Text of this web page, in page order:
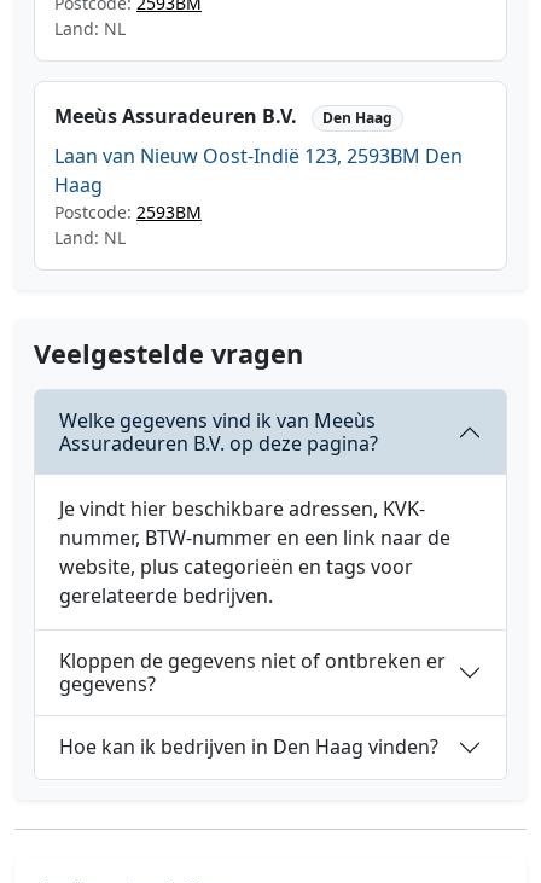
Land: NL
Meeùs Assuradeuren B.V. Den Haag
Laan van Nieuw Oost-Indië 123, 2593BM Den
Haag
Postcode: 2593BM
Land: NL
Veelgestelde vragen
Welke gegevens vind ik van Meeùs
Assuradeuren B.V. op deze pagina?
Je vindt hier beschikbare adressen, KVK-
nummer, BTW-nummer en een link naar de
website, plus categorieën en tags voor
gerelateerde bedrijven.
Kloppen de gegevens niet of ontbreken er
gegevens?
Hoe kan ik bedrijven in Den Haag vinden?